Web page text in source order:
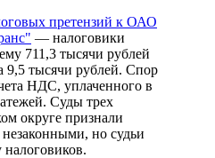
претензий к ОАО
— налоговики
711,3 тысячи рублей
тысячи рублей. Спор
НДС, уплаченного в
Суды трех
округе признали
но судьи